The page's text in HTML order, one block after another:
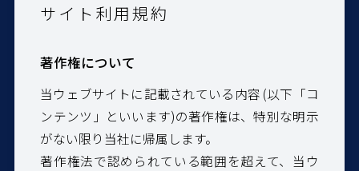
サイト利用規約
著作権について
当ウェブサイトに記載されている内容 (以下「コ
ンテンツ」といいます)の著作権は、特別な明示
がない限り当社に帰属します。
著作権法で認められている範囲を超えて、当ウ